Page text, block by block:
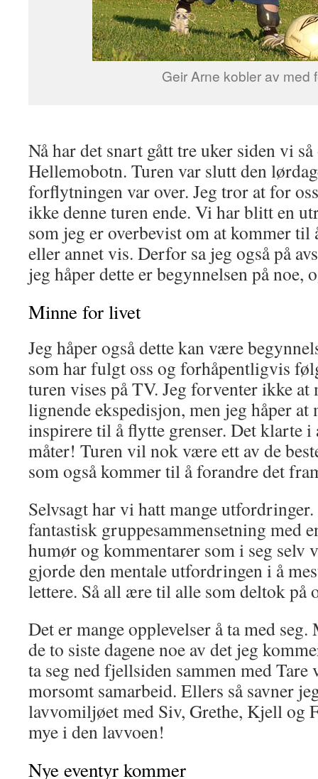
Geir Arne kobler av med
Nå har det snart gått tre uker siden vi
Hellemobotn. Turen var slutt den
forflytningen var over. Jeg tror at for
ikke denne turen ende. Vi har blitt en
som jeg er overbevist om at kommer til
eller annet vis. Derfor sa jeg også på
jeg håper dette er begynnelsen på noe,
Minne for livet
Jeg håper også dette kan være
som har fulgt oss og forhåpentligvis
turen vises på TV. Jeg forventer ikke at
lignende ekspedisjon, men jeg håper at
inspirere til å flytte grenser. Det klarte i
måter! Turen vil nok være ett av de
som også kommer til å forandre det
Selvsagt har vi hatt mange
fantastisk gruppesammensetning med
humør og kommentarer som i seg selv
gjorde den mentale utfordringen i å
lettere. Så all ære til alle som deltok på
Det er mange opplevelser å ta med
de to siste dagene noe av det jeg
ta seg ned fjellsiden sammen med
morsomt samarbeid. Ellers så savner
lavvomiljøet med Siv, Grethe, Kjell og
mye i den lavvoen!
Nye eventyr kommer